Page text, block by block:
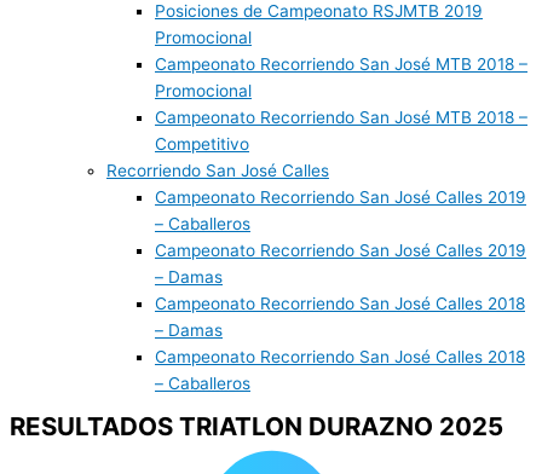
Posiciones de Campeonato RSJMTB 2019
Promocional
Campeonato Recorriendo San José MTB 2018 –
Promocional
Campeonato Recorriendo San José MTB 2018 –
Competitivo
Recorriendo San José Calles
Campeonato Recorriendo San José Calles 2019
– Caballeros
Campeonato Recorriendo San José Calles 2019
– Damas
Campeonato Recorriendo San José Calles 2018
– Damas
Campeonato Recorriendo San José Calles 2018
– Caballeros
RESULTADOS TRIATLON DURAZNO 2025